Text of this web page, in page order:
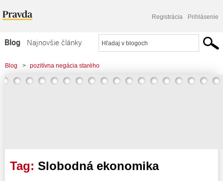
Registrácia Prihlásenie
Blog
Najnovšie články
Najčítanejšie články
Najkomentovanejšie články
Blog > pozitívna negácia starého
> Za najslobodnejšiu ekonomiku sveta vyhodnotil kanadský inštitút čínsky
Tag: Slobodná ekonomika